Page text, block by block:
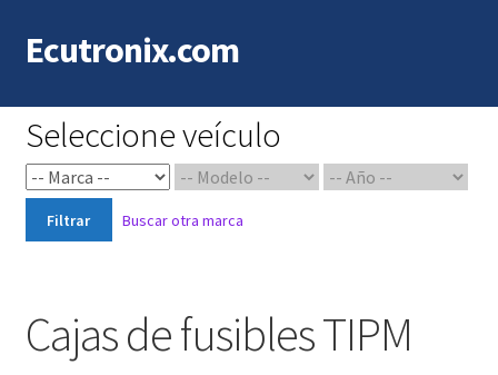
Saltar
a
Ir
al
Ecutronix.com
Seleccione veículo
Filtrar Buscar otra marca
Cajas de fusibles TIPM